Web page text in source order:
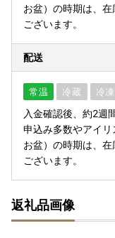
お盆）の時期は、
ございます。
配送
常温 冷蔵 冷凍
入金確認後、約2週
申込み多数やアイリ
お盆）の時期は、
ございます。
返礼品画像